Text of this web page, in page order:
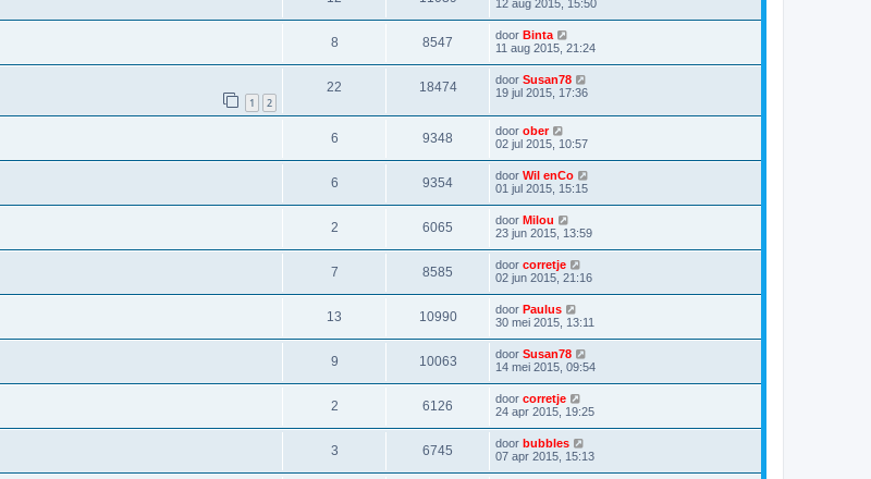
12 aug 2015, 15:50
8 8547 door Binta
11 aug 2015, 21:24
1 2
22 18474 door Susan78
19 jul 2015, 17:36
6 9348 door ober
02 jul 2015, 10:57
6 9354 door Wil enCo
01 jul 2015, 15:15
2 6065 door Milou
23 jun 2015, 13:59
7 8585 door corretje
02 jun 2015, 21:16
13 10990 door Paulus
30 mei 2015, 13:11
9 10063 door Susan78
14 mei 2015, 09:54
2 6126 door corretje
24 apr 2015, 19:25
3 6745 door bubbles
07 apr 2015, 15:13